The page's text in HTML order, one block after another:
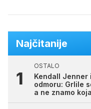
Najčitanije
OSTALO
Kendall Jenner
odmoru: Grlile
a ne znamo